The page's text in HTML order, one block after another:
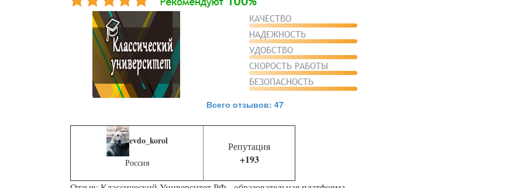
Всего отзывов: 47
evdo_korol
Россия
Репутация
+193